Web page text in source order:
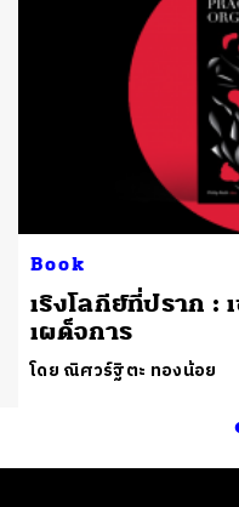
Book
เริงโลกีย์ที่ปราก :
เผด็จการ
โดย ณิศวร์ฐิตะ ทองน้อย